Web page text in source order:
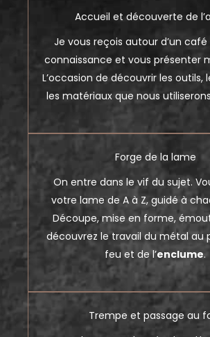
Accueil et découverte de
Je vous reçois autour d’un
connaissance et vous présenter
L’occasion de découvrir les outils,
les matériaux que nous
Forge de la lame
On entre dans le vif du sujet.
votre lame de A à Z, guidé à
Découpe, mise en forme,
découvrez le travail du métal au
feu et de l’enclume.
Trempe et passage au